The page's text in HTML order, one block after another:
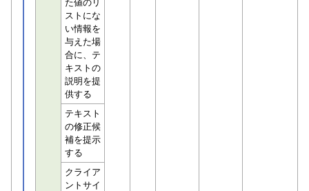
た値のリ
ストにな
い情報を
与えた場
合に、テ
キストの
説明を提
供する
テキスト
の修正候
補を提示
する
クライア
ントサイ